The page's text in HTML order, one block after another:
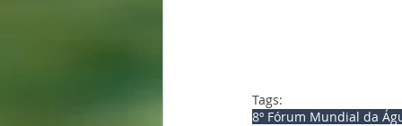
Tags:
8º Fórum Mundial da